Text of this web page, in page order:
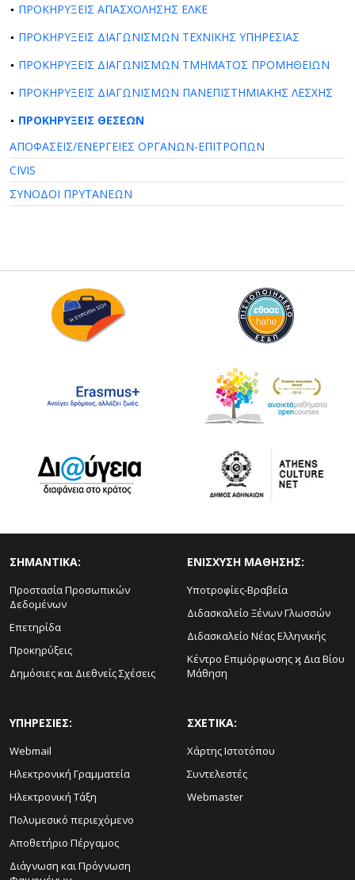
ΠΡΟΚΗΡΥΞΕΙΣ ΑΠΑΣΧΟΛΗΣΗΣ ΕΛΚΕ
ΠΡΟΚΗΡΥΞΕΙΣ ΔΙΑΓΩΝΙΣΜΩΝ ΤΕΧΝΙΚΗΣ ΥΠΗΡΕΣΙΑΣ
ΠΡΟΚΗΡΥΞΕΙΣ ΔΙΑΓΩΝΙΣΜΩΝ ΤΜΗΜΑΤΟΣ ΠΡΟΜΗΘΕΙΩΝ
ΠΡΟΚΗΡΥΞΕΙΣ ΔΙΑΓΩΝΙΣΜΩΝ ΠΑΝΕΠΙΣΤΗΜΙΑΚΗΣ ΛΕΣΧΗΣ
ΠΡΟΚΗΡΥΞΕΙΣ ΘΕΣΕΩΝ
ΑΠΟΦΑΣΕΙΣ/ΕΝΕΡΓΕΙΕΣ ΟΡΓΑΝΩΝ-ΕΠΙΤΡΟΠΩΝ
CIVIS
ΣΥΝΟΔΟΙ ΠΡΥΤΑΝΕΩΝ
ΣΗΜΑΝΤΙΚΑ:
Προστασία Προσωπικών
Δεδομένων
Επετηρίδα
Προκηρύξεις
Δημόσιες και Διεθνείς Σχέσεις
ΕΝΙΣΧΥΣΗ ΜΑΘΗΣΗΣ:
Υποτροφίες-Βραβεία
Διδασκαλείο Ξένων Γλωσσών
Διδασκαλείο Νέας Ελληνικής
Κέντρο Επιμόρφωσης ϗ Δια Βίου
Μάθηση
ΥΠΗΡΕΣΙΕΣ:
Webmail
Ηλεκτρονική Γραμματεία
Ηλεκτρονική Τάξη
Πολυμεσικό περιεχόμενο
Αποθετήριο Πέργαμος
Διάγνωση και Πρόγνωση
ΣΧΕΤΙΚΑ:
Χάρτης Ιστοτόπου
Συντελεστές
Webmaster